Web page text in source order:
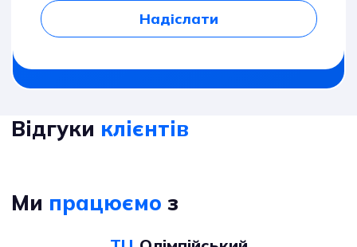
Надіслати
Відгуки клієнтів
Ми працюємо з